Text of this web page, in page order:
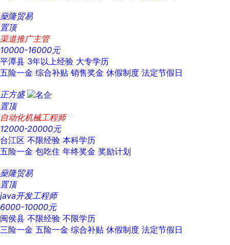
燊隆贸易
置顶
渠道推广主管
10000-16000元
平潭县 3年以上经验 大专学历
五险一金 综合补贴 销售奖金 休假制度 法定节假日
正方盛
置顶
自动化机械工程师
12000-20000元
台江区 不限经验 本科学历
五险一金 包吃住 年终奖金 奖励计划
燊隆贸易
置顶
java开发工程师
6000-10000元
闽侯县 不限经验 不限学历
三险一金 五险一金 综合补贴 休假制度 法定节假日